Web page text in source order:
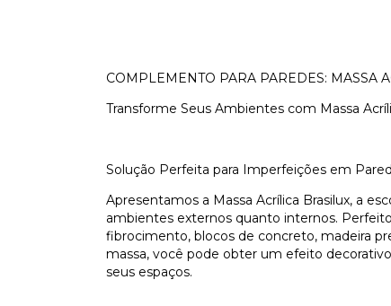
COMPLEMENTO PARA PAREDES: MASSA
Transforme Seus Ambientes com Massa
Solução Perfeita para Imperfeições em
Apresentamos a Massa Acrílica Brasilux, a
ambientes externos quanto internos.
fibrocimento, blocos de concreto, madeira
massa, você pode obter um efeito
seus espaços.